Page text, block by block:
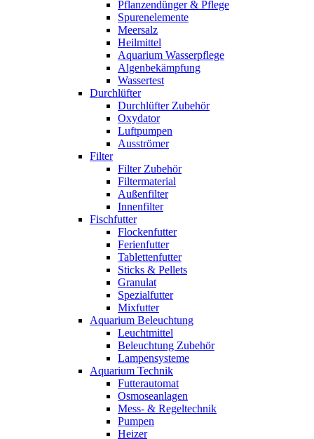
Pflanzendünger & Pflege
Spurenelemente
Meersalz
Heilmittel
Aquarium Wasserpflege
Algenbekämpfung
Wassertest
Durchlüfter
Durchlüfter Zubehör
Oxydator
Luftpumpen
Ausströmer
Filter
Filter Zubehör
Filtermaterial
Außenfilter
Innenfilter
Fischfutter
Flockenfutter
Ferienfutter
Tablettenfutter
Sticks & Pellets
Granulat
Spezialfutter
Mixfutter
Aquarium Beleuchtung
Leuchtmittel
Beleuchtung Zubehör
Lampensysteme
Aquarium Technik
Futterautomat
Osmoseanlagen
Mess- & Regeltechnik
Pumpen
Heizer